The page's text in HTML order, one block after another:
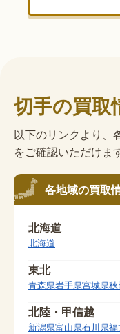
切手の買取
以下のリンクより、
をご確認いただけま
各地域の買取
北海道
北海道
東北
青森県岩手県宮城県
北陸・甲信越
新潟県富山県石川県